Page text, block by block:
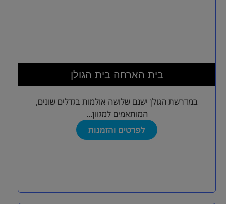
בית הארחה בית הגולן
במדרשת הגולן ישנם שלושה אולמות בגדלים שונים,
המותאמים למגוון...
לפרטים והזמנות